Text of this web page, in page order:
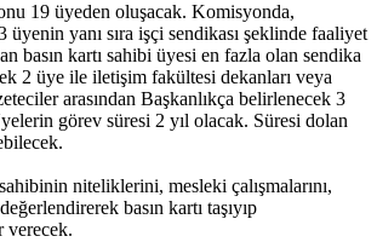
19 üyeden oluşacak. Komisyonda,
üyenin yanı sıra işçi sendikası şeklinde faaliyet
basın kartı sahibi üyesi en fazla olan sendika
2 üye ile iletişim fakültesi dekanları veya
arasından Başkanlıkça belirlenecek 3
görev süresi 2 yıl olacak. Süresi dolan
niteliklerini, mesleki çalışmalarını,
basın kartı taşıyıp
verecek.